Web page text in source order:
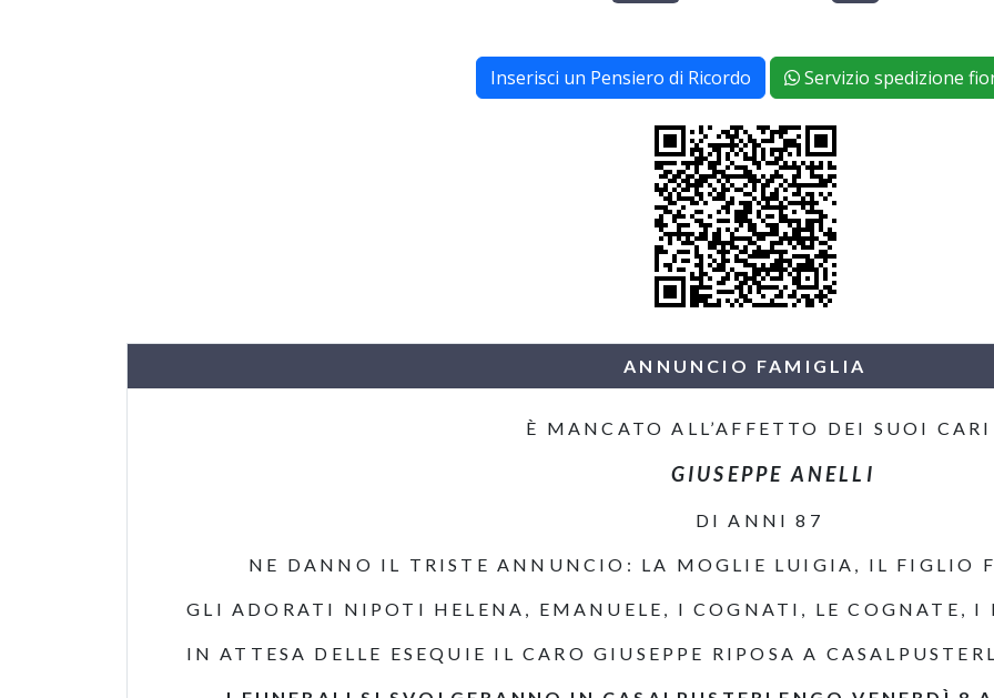
Inserisci un Pensiero di Ricordo Servizio spedizione
ANNUNCIO FAMIGLIA
È MANCATO ALL’AFFETTO DEI SUOI CARI
GIUSEPPE ANELLI
DI ANNI 87
NE DANNO IL TRISTE ANNUNCIO: LA MOGLIE LUIGIA, IL FIGLIO
GLI ADORATI NIPOTI HELENA, EMANUELE, I COGNATI, LE COGNATE,
IN ATTESA DELLE ESEQUIE IL CARO GIUSEPPE RIPOSA A